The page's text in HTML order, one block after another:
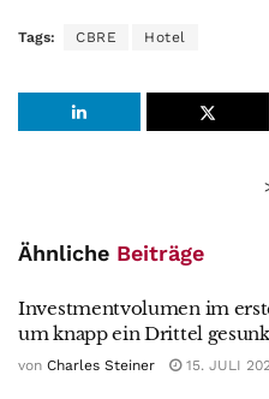
Tags: CBRE Hotel
Ähnliche Beiträge
Investmentvolumen im
um knapp ein Drittel
von Charles Steiner 15. JULI